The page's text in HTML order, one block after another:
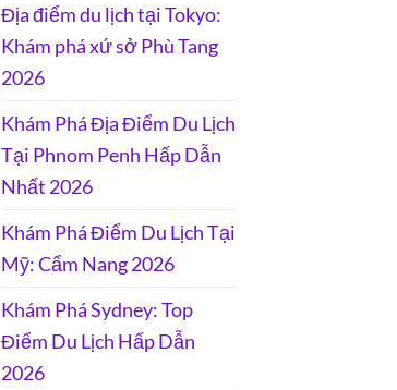
Địa điểm du lịch tại Tokyo:
Khám phá xứ sở Phù Tang
2026
Khám Phá Địa Điểm Du Lịch
Tại Phnom Penh Hấp Dẫn
Nhất 2026
Khám Phá Điểm Du Lịch Tại
Mỹ: Cẩm Nang 2026
Khám Phá Sydney: Top
Điểm Du Lịch Hấp Dẫn
2026